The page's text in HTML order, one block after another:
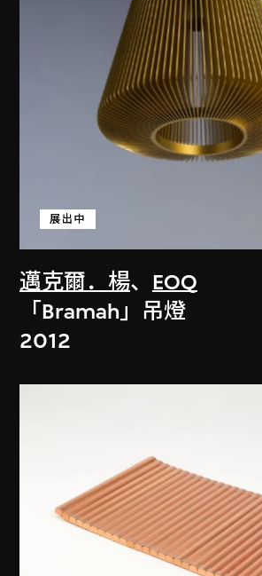
邁克爾．楊、 EOQ
展出中
「Bramah」吊燈
2012